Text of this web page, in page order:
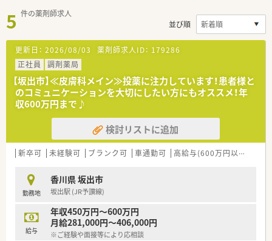
5 件の薬剤師求人
並び順
更新日： 2026/08/03 薬剤師求人ID： 179286
正社員
調剤薬局
【坂出市】≪皮膚科メイン≫投薬に注力しています！患者様と
のコミュニケーションを大切にしたい方にもオススメ！年
収600万円まで♪
検討リストに追加
新卒可 未経験可 ブランク可 車通勤可 高給与(600万円以上)
勤務地
香川県 坂出市
坂出駅 (JR予讃線)
給与
年収450万円～600万円
月給281,000円～406,000円
※ご経験や面接等により応相談